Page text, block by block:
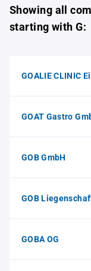
Showing all
starting with G:
GOALIE CLINIC
GOAT Gastro
GOB GmbH
GOB
GOBA OG